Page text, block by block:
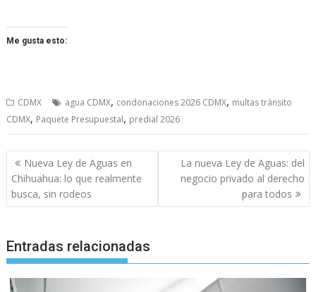
Me gusta esto:
CDMX agua CDMX, condonaciones 2026 CDMX, multas tránsito
CDMX, Paquete Presupuestal, predial 2026
Navegación
de
entradas
Nueva Ley de Aguas en
Chihuahua: lo que realmente
busca, sin rodeos
La nueva Ley de Aguas: del
negocio privado al derecho
para todos
Entradas relacionadas